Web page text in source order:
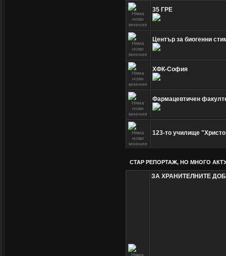
35 ГРЕ
Център за биогенни
ХФК-София
Фармацевтичен
123-то училище
СТАР РЕПОРТАЖ, НО МНОГО
ЗА ХРАНИТЕЛНИТЕ